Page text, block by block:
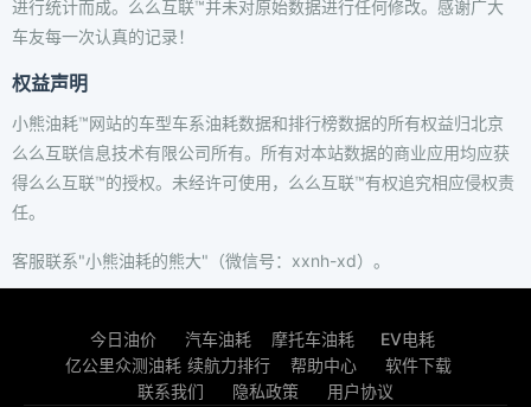
进行统计而成。么么互联™并未对原始数据进行任何修改。感谢广大
车友每一次认真的记录！
权益声明
小熊油耗™网站的车型车系油耗数据和排行榜数据的所有权益归北京
么么互联信息技术有限公司所有。所有对本站数据的商业应用均应获
得么么互联™的授权。未经许可使用，么么互联™有权追究相应侵权责
任。
客服联系"小熊油耗的熊大"（微信号：xxnh-xd）。
今日油价 汽车油耗 摩托车油耗
EV电耗
亿公里众测油耗 续航力排行 帮助中心
软件下载
联系我们
隐私政策 用户协议